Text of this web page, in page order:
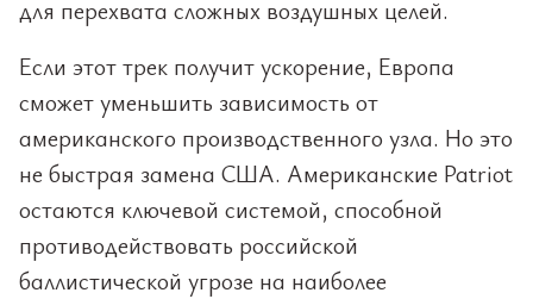
для перехвата сложных воздушных целей.
Если этот трек получит ускорение, Европа
сможет уменьшить зависимость от
американского производственного узла. Но это
не быстрая замена США. Американские Patriot
остаются ключевой системой, способной
противодействовать российской
баллистической угрозе на наиболее